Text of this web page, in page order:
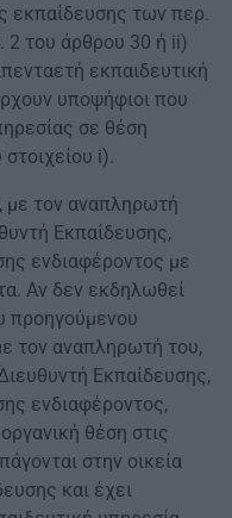
εκπαίδευσης των περ.
του άρθρου 30 ή ii)
εκπαιδευτική
υποψήφιοι που
σε θέση
i).
με τον αναπληρωτή
Εκπαίδευσης,
ενδιαφέροντος με
Αν δεν εκδηλωθεί
προηγούμενου
τον αναπληρωτή του,
Εκπαίδευσης,
ενδιαφέροντος,
θέση στις
στην οικεία
και έχει